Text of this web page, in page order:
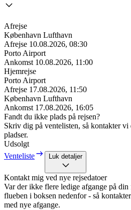
Afrejse
København Lufthavn
Afrejse 10.08.2026, 08:30
Porto Airport
Ankomst 10.08.2026, 11:00
Hjemrejse
Porto Airport
Afrejse 17.08.2026, 11:50
København Lufthavn
Ankomst 17.08.2026, 16:05
Fandt du ikke plads på rejsen?
Skriv dig på ventelisten, så kontakter
pladser.
Udsolgt
Venteliste
Luk detaljer
Kontakt mig ved nye rejsedatoer
Var der ikke flere ledige afgange på
flueben i boksen nedenfor - så
med nye afgange.